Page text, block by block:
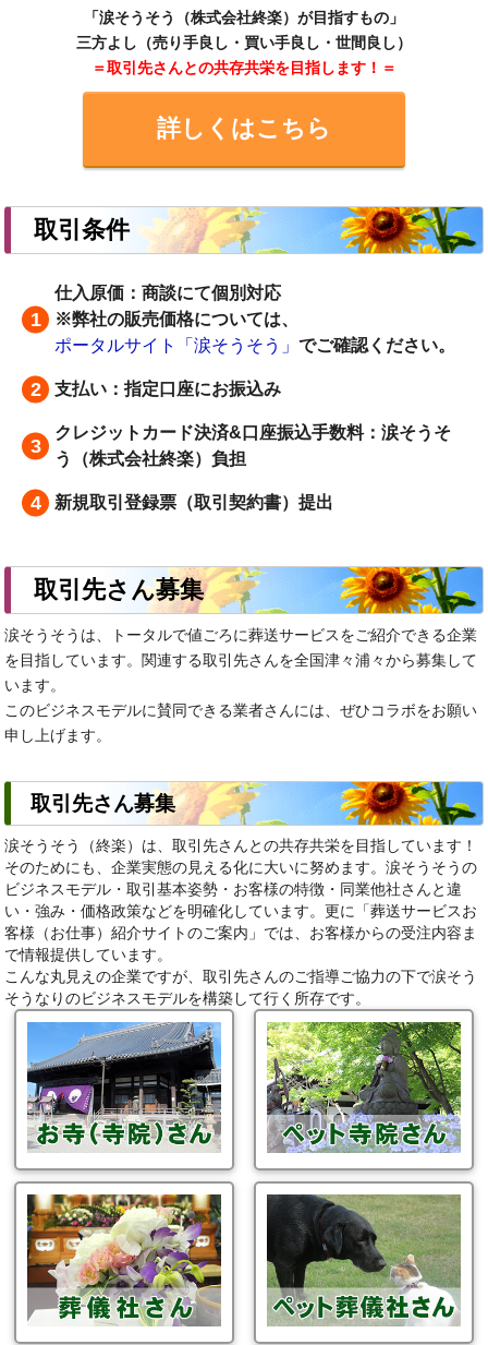
「涙そうそう（株式会社終楽）が目指すもの」
三方よし（売り手良し・買い手良し・世間良し）
＝取引先さんとの共存共栄を目指します！＝
詳しくはこちら
取引条件
仕入原価：商談にて個別対応
※弊社の販売価格については、
ポータルサイト「涙そうそう」でご確認ください。
支払い：指定口座にお振込み
クレジットカード決済&口座振込手数料：涙そうそ
う（株式会社終楽）負担
新規取引登録票（取引契約書）提出
取引先さん募集
涙そうそうは、トータルで値ごろに葬送サービスをご紹介できる企業
を目指しています。関連する取引先さんを全国津々浦々から募集して
います。
このビジネスモデルに賛同できる業者さんには、ぜひコラボをお願い
申し上げます。
取引先さん募集
涙そうそう（終楽）は、取引先さんとの共存共栄を目指しています！
そのためにも、企業実態の見える化に大いに努めます。涙そうそうの
ビジネスモデル・取引基本姿勢・お客様の特徴・同業他社さんと違
い・強み・価格政策などを明確化しています。更に「葬送サービスお
客様（お仕事）紹介サイトのご案内」では、お客様からの受注内容ま
で情報提供しています。
こんな丸見えの企業ですが、取引先さんのご指導ご協力の下で涙そう
そうなりのビジネスモデルを構築して行く所存です。